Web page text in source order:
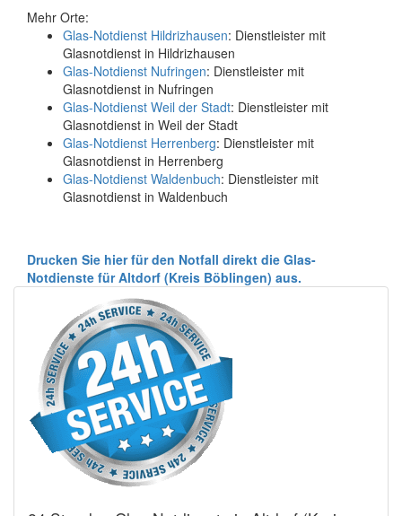
Mehr Orte:
Glas-Notdienst Hildrizhausen: Dienstleister mit
Glasnotdienst in Hildrizhausen
Glas-Notdienst Nufringen: Dienstleister mit
Glasnotdienst in Nufringen
Glas-Notdienst Weil der Stadt: Dienstleister mit
Glasnotdienst in Weil der Stadt
Glas-Notdienst Herrenberg: Dienstleister mit
Glasnotdienst in Herrenberg
Glas-Notdienst Waldenbuch: Dienstleister mit
Glasnotdienst in Waldenbuch
Drucken Sie hier für den Notfall direkt die Glas-
Notdienste für Altdorf (Kreis Böblingen) aus.